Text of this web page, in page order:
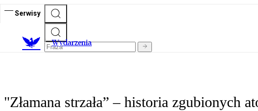
Serwisy
Wydarzenia
"Złamana strzała” – historia zgubionych